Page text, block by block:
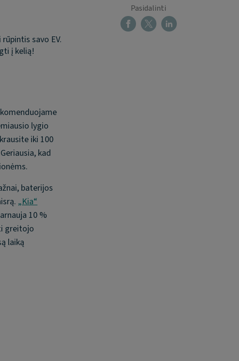
savo EV.
į kelią!
lygio
iki 100
kad
baterijos
„Kia“
10 %
greitojo
laiką
Pasidalinti